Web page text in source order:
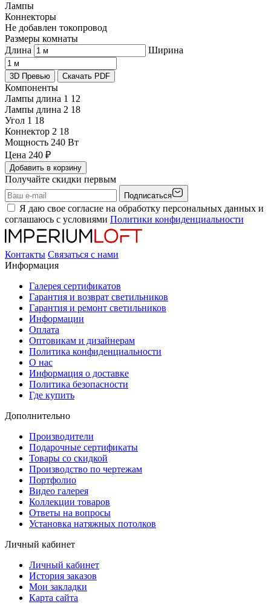
Лампы
Коннекторы
Не добавлен токопровод
Размеры комнаты
Длина
Ширина
3D Превью Скачать PDF
Компоненты
Лампы длина 1 12
Лампы длина 2 18
Угол 1 18
Коннектор 2 18
Мощность 240 Вт
Цена 240 ₽
Добавить в корзину
Получайте скидки первым
Подписаться
Я даю свое согласие на обработку персональных данных и
соглашаюсь с условиями Политики конфиденциальности
Контакты Связаться с нами
Информация
Галерея сертификатов
Гарантия и возврат светильников
Гарантия и ремонт светильников
Информации
Оплата
Оптовикам и дизайнерам
Политика конфиденциальности
О нас
Информация о доставке
Политика безопасности
Где купить
Дополнительно
Производители
Подарочные сертификаты
Товары со скидкой
Производство по чертежам
Портфолио
Видео галерея
Коллекции товаров
Ответы на вопросы
Установка натяжных потолков
Личный кабинет
Личный кабинет
История заказов
Мои закладки
Карта сайта